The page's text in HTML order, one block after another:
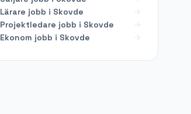
Lärare jobb i Skovde
Projektledare jobb i Skovde
Ekonom jobb i Skovde